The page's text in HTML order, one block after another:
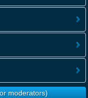
moderators)